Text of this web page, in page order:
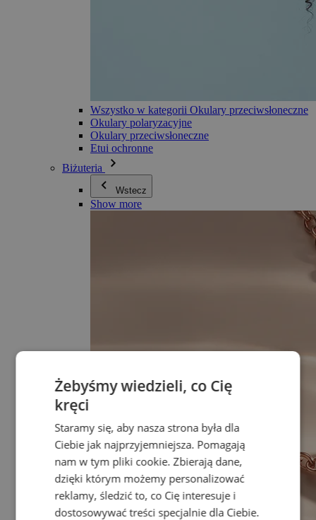
Wszystko w kategorii Okulary przeciwsłoneczne
Okulary polaryzacyjne
Okulary przeciwsłoneczne
Etui ochronne
Biżuteria
Wstecz
Show more
Żebyśmy wiedzieli, co Cię
kręci
Staramy się, aby nasza strona była dla
Ciebie jak najprzyjemniejsza. Pomagają
nam w tym pliki cookie. Zbierają dane,
dzięki którym możemy personalizować
reklamy, śledzić to, co Cię interesuje i
dostosowywać treści specjalnie dla Ciebie.